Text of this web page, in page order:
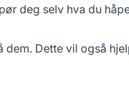
deg selv hva du
Dette vil også